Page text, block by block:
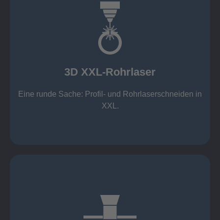
3D XXL-Rohrlaser
Eine runde Sache: Profil- und Rohrlaserschneiden in
XXL.
3D XXL-Rohrlaser
Rechteckprofile bis 300 x 300 mm
Wandstärken:
Nichtrostende Stähle 15 mm (oxidfrei)
Aluminium 10 mm (oxidfrei)